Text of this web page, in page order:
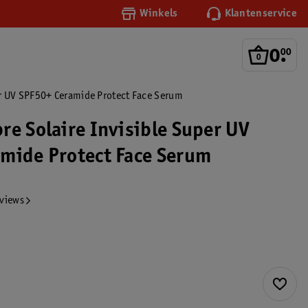
Winkels Klantenservice
0.
00
SPF50+ Ceramide Protect Face Serum
Solaire Invisible Super UV
Protect Face Serum